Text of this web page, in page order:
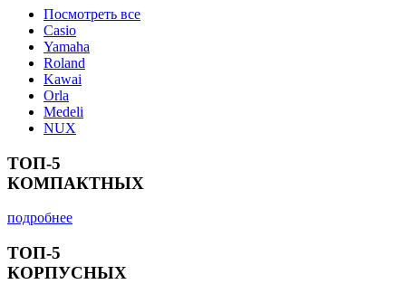
Посмотреть все
Casio
Yamaha
Roland
Kawai
Orla
Medeli
NUX
ТОП-5
КОМПАКТНЫХ
подробнее
ТОП-5
КОРПУСНЫХ